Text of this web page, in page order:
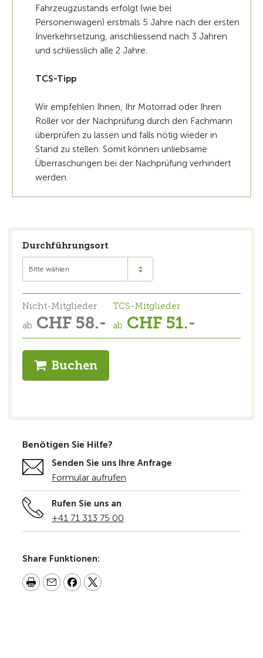
Fahrzeugzustands erfolgt (wie bei
Personenwagen) erstmals 5 Jahre nach der ersten
Inverkehrsetzung, anschliessend nach 3 Jahren
und schliesslich alle 2 Jahre.
TCS-Tipp
Wir empfehlen Ihnen, Ihr Motorrad oder Ihren
Roller vor der Nachprüfung durch den Fachmann
überprüfen zu lassen und falls nötig wieder in
Stand zu stellen. Somit können unliebsame
Überraschungen bei der Nachprüfung verhindert
werden.
Durchführungsort
Bitte wählen
Nicht-Mitglieder
ab CHF 58.-
TCS-Mitglieder
ab CHF 51.-
Buchen
Benötigen Sie Hilfe?
Senden Sie uns Ihre Anfrage
Formular aufrufen
Rufen Sie uns an
+41 71 313 75 00
Share Funktionen: